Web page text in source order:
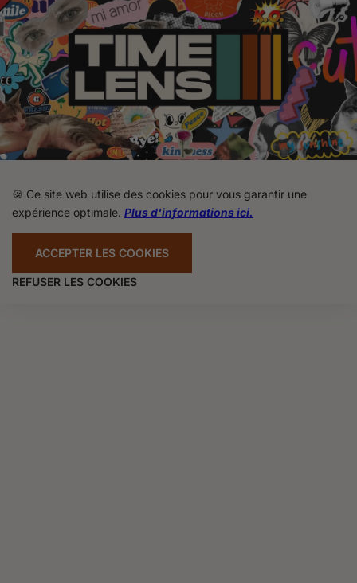
🍪 Ce site web utilise des cookies pour vous garantir une
expérience optimale. Plus d'informations ici.
ACCEPTER LES COOKIES
REFUSER LES COOKIES